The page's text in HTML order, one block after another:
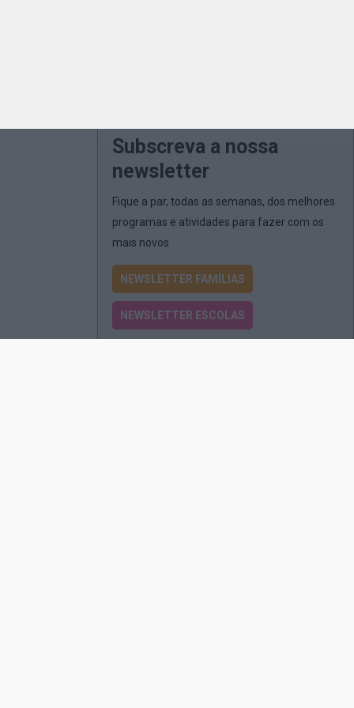
Subscreva a nossa
newsletter
Fique a par, todas as semanas, dos melhores
programas e atividades para fazer com os
mais novos
NEWSLETTER FAMÍLIAS
NEWSLETTER ESCOLAS